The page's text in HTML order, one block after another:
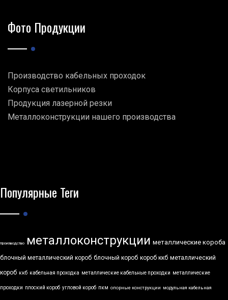
Фото Продукции
Производство кабельных проходок
Корпуса светильников
Продукция лазерной резки
Металлоконструкции нашего производства
Популярные Теги
производство металлоконструкции металлические короба
блочный металлический короб блочный короб короб ккб металлический
короб ккб кабельная проходка металлические кабельные проходки металлические
проходки плоский короб угловой короб пкм опорные конструкции модульная кабельная